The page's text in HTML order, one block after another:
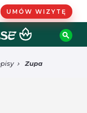
UMÓW WIZYTĘ
Zupa